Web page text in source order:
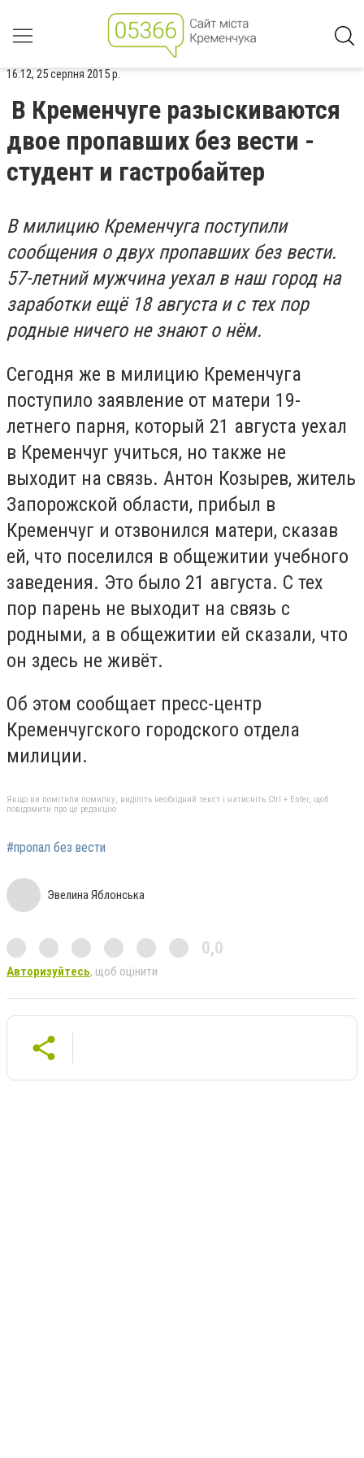
16:12, 25 серпня 2015 р.
В Кременчуге разыскиваются
двое пропавших без вести -
студент и гастробайтер
В милицию Кременчуга поступили
сообщения о двух пропавших без вести.
57-летний мужчина уехал в наш город на
заработки ещё 18 августа и с тех пор
родные ничего не знают о нём.
Сегодня же в милицию Кременчуга
поступило заявление от матери 19-
летнего парня, который 21 августа уехал
в Кременчуг учиться, но также не
выходит на связь. Антон Козырев, житель
Запорожской области, прибыл в
Кременчуг и отзвонился матери, сказав
ей, что поселился в общежитии учебного
заведения. Это было 21 августа. С тех
пор парень не выходит на связь с
родными, а в общежитии ей сказали, что
он здесь не живёт.
Об этом сообщает пресс-центр
Кременчугского городского отдела
милиции.
Якщо ви помітили помилку, виділіть необхідний текст і натисніть Ctrl + Enter, щоб
повідомити про це редакцію
#пропал без вести
Эвелина Яблонська
0,0
Авторизуйтесь, щоб оцінити